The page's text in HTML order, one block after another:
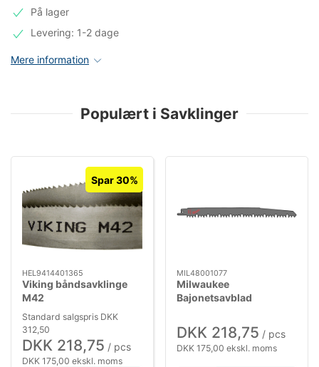
På lager
Levering: 1-2 dage
Mere information
Populært i Savklinger
Spar 30%
HEL9414401365
Viking båndsavklinge
M42
1440×13×0,65×10/14
Standard salgspris DKK
312,50
DKK 218,75 / pcs
DKK 175,00 ekskl. moms
MIL48001077
Milwaukee
Bajonetsavblad
DKK 218,75 / pcs
DKK 175,00 ekskl. moms